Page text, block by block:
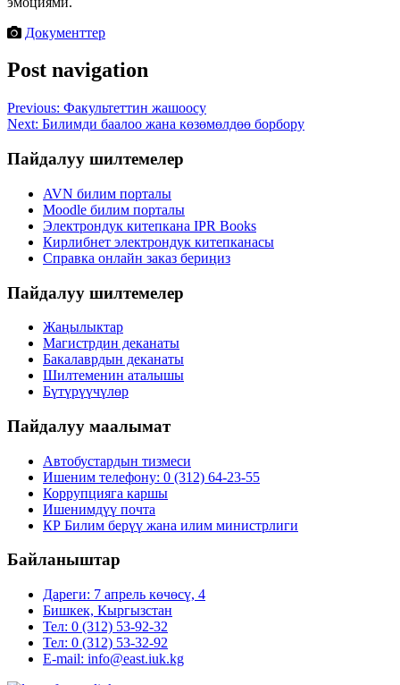
Документтер
Post navigation
Previous: Факультеттин жашоосу
Next: Билимди баалоо жана көзөмөлдөө борбору
Пайдалуу шилтемелер
AVN билим порталы
Moodle билим порталы
Электрондук китепкана IPR Books
Кирлибнет электрондук китепканасы
Справка онлайн заказ бериңиз
Пайдалуу шилтемелер
Жаңылыктар
Магистрдин деканаты
Бакалаврдын деканаты
Шилтеменин аталышы
Бүтүрүүчүлөр
Пайдалуу маалымат
Автобустардын тизмеси
Ишеним телефону: 0 (312) 64-23-55
Коррупцияга каршы
Ишенимдүү почта
КР Билим берүү жана илим министрлиги
Байланыштар
Дареги: 7 апрель көчөсү, 4
Бишкек, Кыргызстан
Тел: 0 (312) 53-92-32
Тел: 0 (312) 53-32-92
E-mail: info@east.iuk.kg